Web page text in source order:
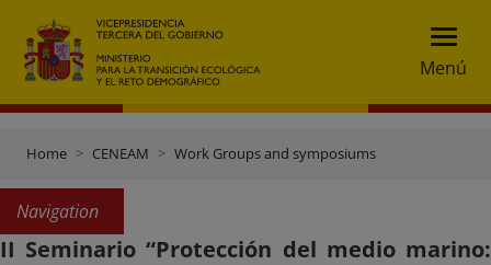
Menú
Home CENEAM Work Groups and symposiums
Navigation
II Seminario “Protección del medio marino: